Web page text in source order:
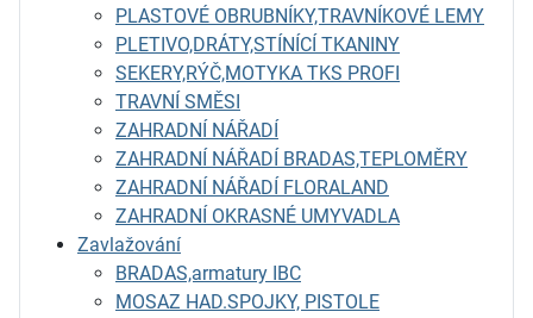
PLASTOVÉ OBRUBNÍKY,TRAVNÍKOVÉ LEMY
PLETIVO,DRÁTY,STÍNÍCÍ TKANINY
SEKERY,RÝČ,MOTYKA TKS PROFI
TRAVNÍ SMĚSI
ZAHRADNÍ NÁŘADÍ
ZAHRADNÍ NÁŘADÍ BRADAS,TEPLOMĚRY
ZAHRADNÍ NÁŘADÍ FLORALAND
ZAHRADNÍ OKRASNÉ UMYVADLA
Zavlažování
BRADAS,armatury IBC
MOSAZ HAD.SPOJKY, PISTOLE